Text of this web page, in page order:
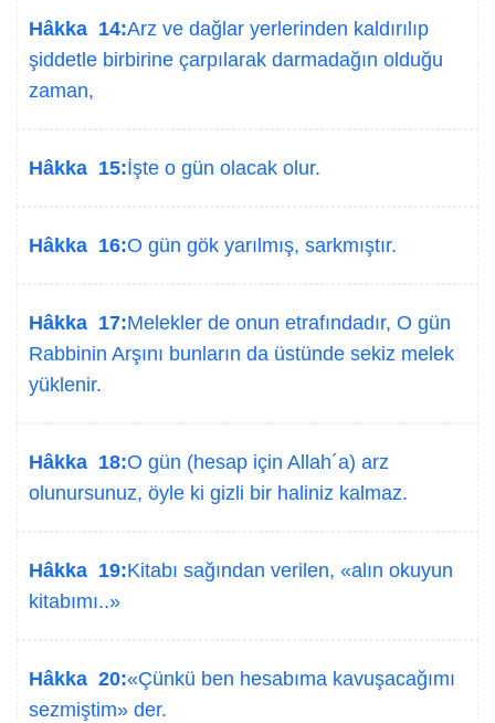
Hâkka 14:Arz ve dağlar yerlerinden kaldırılıp
şiddetle birbirine çarpılarak darmadağın olduğu
zaman,
Hâkka 15:İşte o gün olacak olur.
Hâkka 16:O gün gök yarılmış, sarkmıştır.
Hâkka 17:Melekler de onun etrafındadır, O gün
Rabbinin Arşını bunların da üstünde sekiz melek
yüklenir.
Hâkka 18:O gün (hesap için Allah´a) arz
olunursunuz, öyle ki gizli bir haliniz kalmaz.
Hâkka 19:Kitabı sağından verilen, «alın okuyun
kitabımı..»
Hâkka 20:«Çünkü ben hesabıma kavuşacağımı
sezmiştim» der.